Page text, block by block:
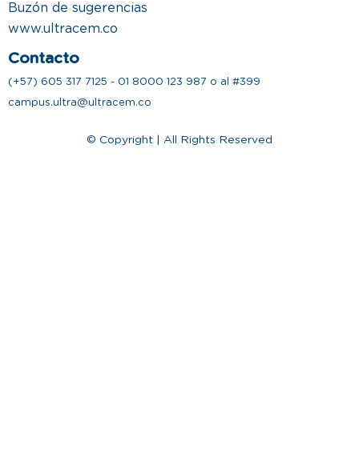
Buzón de sugerencias
www.ultracem.co
Contacto
(+57) 605 317 7125 - 01 8000 123 987 o al #399
campus.ultra@ultracem.co
© Copyright | All Rights Reserved